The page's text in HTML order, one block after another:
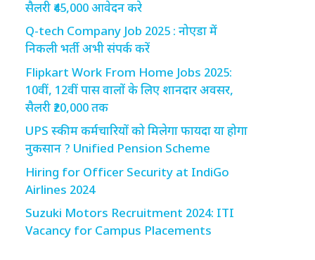
सैलरी ₹45,000 आवेदन करे
Q-tech Company Job 2025 : नोएडा में
निकली भर्ती अभी संपर्क करें
Flipkart Work From Home Jobs 2025:
10वीं, 12वीं पास वालों के लिए शानदार अवसर,
सैलरी ₹20,000 तक
UPS स्कीम कर्मचारियों को मिलेगा फायदा या होगा
नुकसान ? Unified Pension Scheme
Hiring for Officer Security at IndiGo
Airlines 2024
Suzuki Motors Recruitment 2024: ITI
Vacancy for Campus Placements